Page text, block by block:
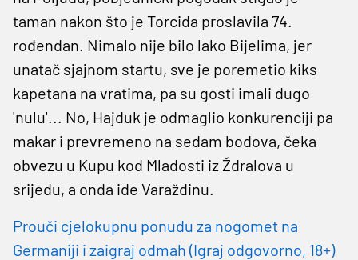
taman nakon što je Torcida proslavila 74.
rođendan. Nimalo nije bilo lako Bijelima, jer
unatač sjajnom startu, sve je poremetio kiks
kapetana na vratima, pa su gosti imali dugo
'nulu'... No, Hajduk je odmaglio konkurenciji pa
makar i prevremeno na sedam bodova, čeka
obvezu u Kupu kod Mladosti iz Ždralova u
srijedu, a onda ide Varaždinu.
Prouči cjelokupnu ponudu za nogomet na
Germaniji i zaigraj odmah (Igraj odgovorno, 18+)